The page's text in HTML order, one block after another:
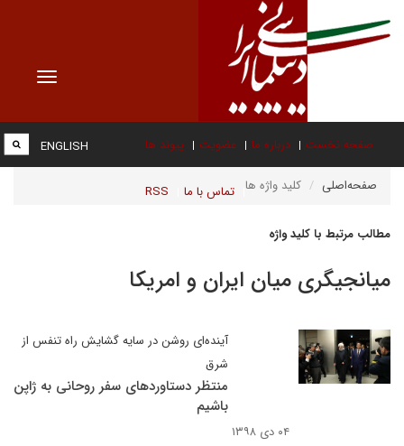
Toggle
صفحه نخست درباره ما عضویت پیوند ها
تماس با ما RSS
ENGLISH
صفحه‌اصلی کلید واژه ها
مطالب مرتبط با کلید واژه
میانجیگری میان ایران و امریکا
آینده‌ای روشن در سایه گشایش راه تنفس از
شرق
منتظر دستاوردهای سفر روحانی به ژاپن
باشیم
۰۴ دی ۱۳۹۸